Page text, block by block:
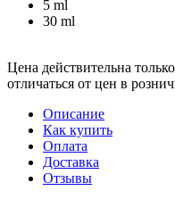
5 ml
30 ml
Цена действительна
отличаться от цен в
Описание
Как купить
Оплата
Доставка
Отзывы